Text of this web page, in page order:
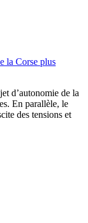
la Corse plus
d’autonomie de la
En parallèle, le
des tensions et